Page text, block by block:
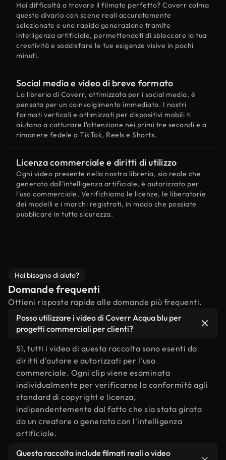
Hai difficoltà a trovare il filmato perfetto? Coverr colma
questo divario con scene reali accuratamente
selezionate e una rapida generazione tramite
intelligenza artificiale, permettendoti di sbloccare la tua
creatività e soddisfare le tue esigenze visive in pochi
minuti.
Social media e video di breve formato
La libreria di Coverr, ottimizzata per i social media, è
pensata per un coinvolgimento immediato. I nostri
formati verticali e ottimizzati per dispositivi mobili ti
aiutano a catturare l'attenzione nei primi tre secondi e a
rimanere fedele a TikTok, Reels e Shorts.
Licenza commerciale e diritti di utilizzo
Ogni video presente nella nostra libreria, sia reale che
generato dall'intelligenza artificiale, è autorizzato per
l'uso commerciale. Verifichiamo le licenze, le liberatorie
dei modelli e i marchi registrati, in modo che possiate
pubblicare in tutta sicurezza.
Hai bisogno di aiuto?
Domande frequenti
Ottieni risposte rapide alle domande più frequenti.
Posso utilizzare i video di Coverr Acqua blu per
progetti commerciali per clienti?
Sì, tutti i video di questa raccolta sono esenti da
diritti d'autore e autorizzati per l'uso
commerciale. Ogni clip viene esaminata
individualmente per verificarne la conformità agli
standard di copyright e licenza,
indipendentemente dal fatto che sia stata girata
da un creatore o generata con l'intelligenza
artificiale.
Questa raccolta include filmati reali o video